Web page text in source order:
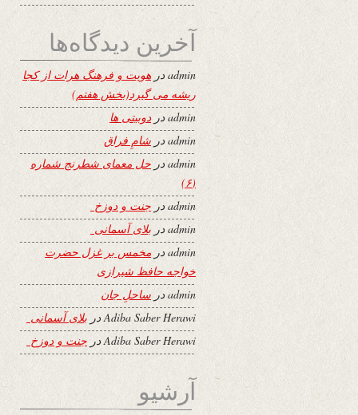
آخرین دیدگاه‌ها
adminدر هویت و فرهنگ هرات از کجا
ریشه می گیرد(بخش هفتم)
admin دردوبیتی ها
adminدر شامِ فراق
adminدر حل معمای شطرنج شماره
(۶)
adminدر جنت و دوزخ
adminدر بلای آسمانی
adminدر مخمس بر غزل حضرت
خواجه حافظ شیرازی
adminدر ساحلِ جان
Adiba Saber Herawiدر بلای آسمانی
Adiba Saber Herawiدر جنت و دوزخ
آرشیو